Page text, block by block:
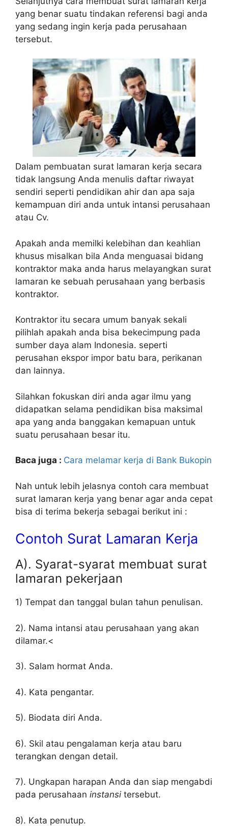
yang benar suatu tindakan referensi bagi anda
yang sedang ingin kerja pada perusahaan
tersebut.
Dalam pembuatan surat lamaran kerja secara
tidak langsung Anda menulis daftar riwayat
sendiri seperti pendidikan ahir dan apa saja
kemampuan diri anda untuk intansi perusahaan
atau Cv.
Apakah anda memilki kelebihan dan keahlian
khusus misalkan bila Anda menguasai bidang
kontraktor maka anda harus melayangkan surat
lamaran ke sebuah perusahaan yang berbasis
kontraktor.
Kontraktor itu secara umum banyak sekali
pilihlah apakah anda bisa bekecimpung pada
sumber daya alam Indonesia. seperti
perusahan ekspor impor batu bara, perikanan
dan lainnya.
Silahkan fokuskan diri anda agar ilmu yang
didapatkan selama pendidikan bisa maksimal
apa yang anda banggakan kemapuan untuk
suatu perusahaan besar itu.
Baca juga : Cara melamar kerja di Bank Bukopin
Nah untuk lebih jelasnya contoh cara membuat
surat lamaran kerja yang benar agar anda cepat
bisa di terima bekerja sebagai berikut ini :
Contoh Surat Lamaran Kerja
A). Syarat-syarat membuat surat
lamaran pekerjaan
1) Tempat dan tanggal bulan tahun penulisan.
2). Nama intansi atau perusahaan yang akan
dilamar.<
3). Salam hormat Anda.
4). Kata pengantar.
5). Biodata diri Anda.
6). Skil atau pengalaman kerja atau baru
terangkan dengan detail.
7). Ungkapan harapan Anda dan siap mengabdi
pada perusahaan instansi tersebut.
8). Kata penutup.